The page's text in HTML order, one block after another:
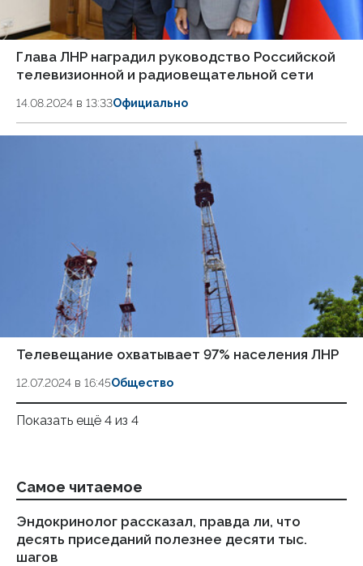
Глава ЛНР наградил руководство Российской
телевизионной и радиовещательной сети
14.08.2024 в 13:33Официально
Телевещание охватывает 97% населения ЛНР
12.07.2024 в 16:45Общество
Показать ещё 4 из 4
Самое читаемое
Эндокринолог рассказал, правда ли, что
десять приседаний полезнее десяти тыс.
шагов